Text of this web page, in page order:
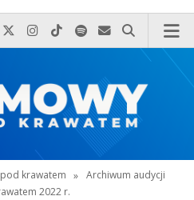
po prostu do nas zadzwoń
Odwiedź nas na Facebook-u
Odwiedź nas na X
Odwiedź nas na Instagram-ie
Odwiedź nas na TikTok-u
Szukaj nas na Spotify
Wyślij do nas
Szukaj
krawatem » Archiwum audycji
2022 r.